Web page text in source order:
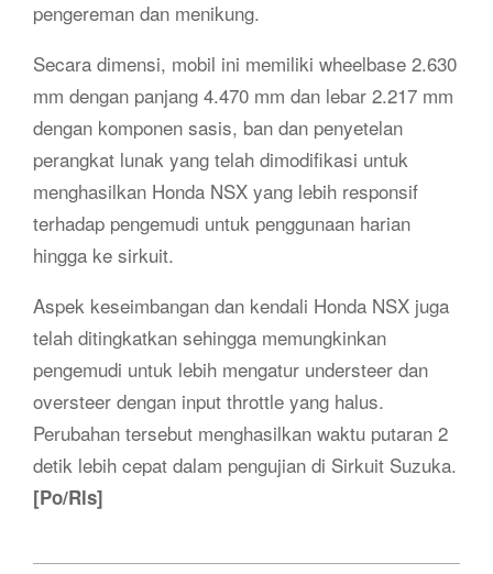
pengereman dan menikung.
Secara dimensi, mobil ini memiliki wheelbase 2.630
mm dengan panjang 4.470 mm dan lebar 2.217 mm
dengan komponen sasis, ban dan penyetelan
perangkat lunak yang telah dimodifikasi untuk
menghasilkan Honda NSX yang lebih responsif
terhadap pengemudi untuk penggunaan harian
hingga ke sirkuit.
Aspek keseimbangan dan kendali Honda NSX juga
telah ditingkatkan sehingga memungkinkan
pengemudi untuk lebih mengatur understeer dan
oversteer dengan input throttle yang halus.
Perubahan tersebut menghasilkan waktu putaran 2
detik lebih cepat dalam pengujian di Sirkuit Suzuka.
[Po/Rls]